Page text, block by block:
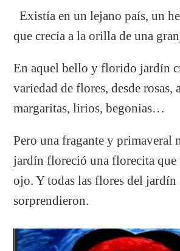
Existía en un lejano país, un
que crecía a la orilla de una
En aquel bello y florido jardín
variedad de flores, desde rosas,
margaritas, lirios, begonias…
Pero una fragante y primaveral
jardín floreció una florecita que
ojo. Y todas las flores del jardín
sorprendieron.